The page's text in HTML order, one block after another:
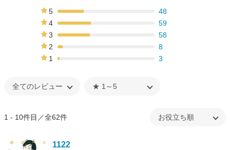
5
48
4
59
3
58
2
8
1
3
1 - 10件目／全62件
1122